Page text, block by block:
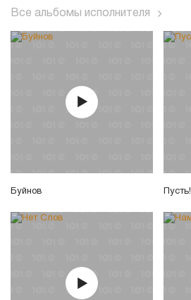
Все альбомы исполнителя
Буйнов Пусть!